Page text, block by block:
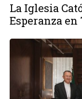
La Iglesia
Esperanza